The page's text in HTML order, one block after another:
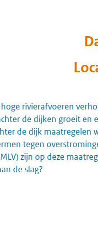
rivierafvoeren
de dijken groeit en
de dijk maatregelen
tegen
zijn op deze
de slag?